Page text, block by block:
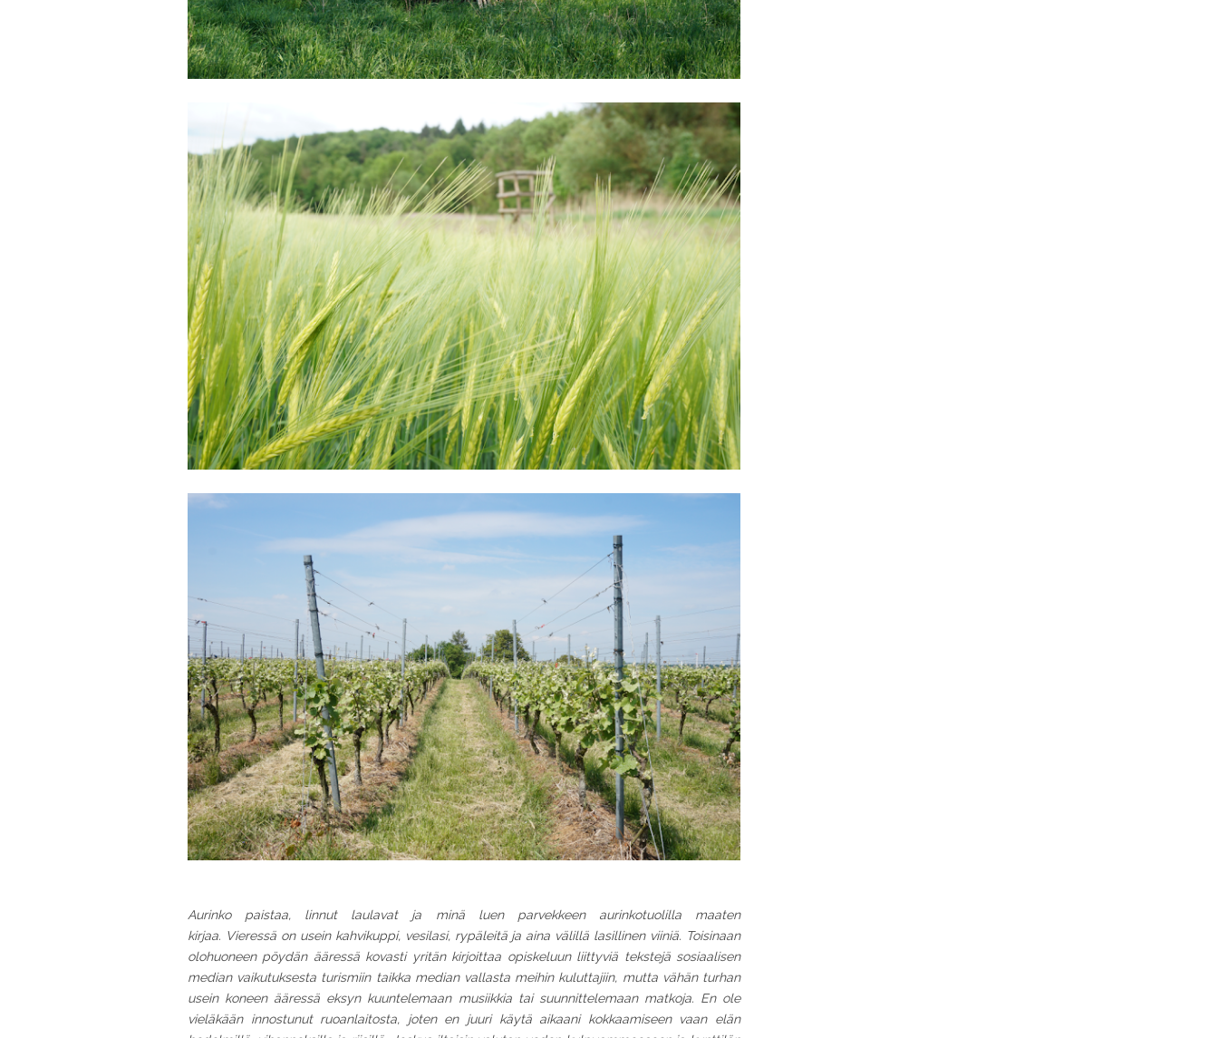
Aurinko paistaa, linnut laulavat ja minä luen parvekkeen aurinkotuolilla maaten
kirjaa. Vieressä on usein kahvikuppi, vesilasi, rypäleitä ja aina välillä lasillinen viiniä. Toisinaan
olohuoneen pöydän ääressä kovasti yritän kirjoittaa opiskeluun liittyviä tekstejä sosiaalisen
median vaikutuksesta turismiin taikka median vallasta meihin kuluttajiin, mutta vähän turhan
usein koneen ääressä eksyn kuuntelemaan musiikkia tai suunnittelemaan matkoja. En ole
vieläkään innostunut ruoanlaitosta, joten en juuri käytä aikaani kokkaamiseen vaan elän